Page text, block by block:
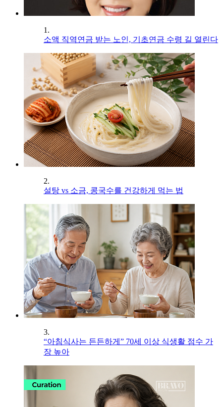
1.
소액 직역연금 받는 노인, 기초연금 수령 길 열린다
2.
설탕 vs 소금, 콩국수를 건강하게 먹는 법
3.
“아침식사는 든든하게” 70세 이상 식생활 점수 가
장 높아